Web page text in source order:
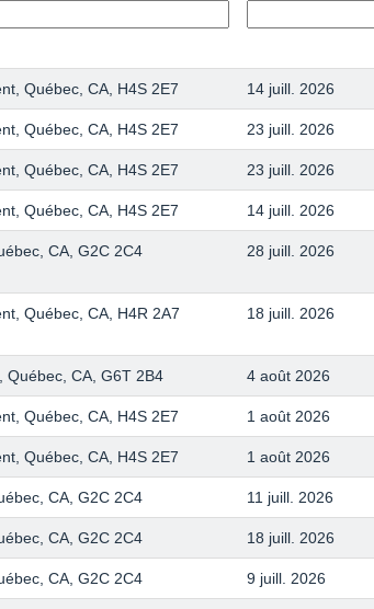
Québec, CA, H4S 2E7 14 juill. 2026
Québec, CA, H4S 2E7 23 juill. 2026
Québec, CA, H4S 2E7 23 juill. 2026
Québec, CA, H4S 2E7 14 juill. 2026
CA, G2C 2C4 28 juill. 2026
Québec, CA, H4R 2A7 18 juill. 2026
Québec, CA, G6T 2B4 4 août 2026
Québec, CA, H4S 2E7 1 août 2026
Québec, CA, H4S 2E7 1 août 2026
CA, G2C 2C4 11 juill. 2026
CA, G2C 2C4 18 juill. 2026
CA, G2C 2C4 9 juill. 2026